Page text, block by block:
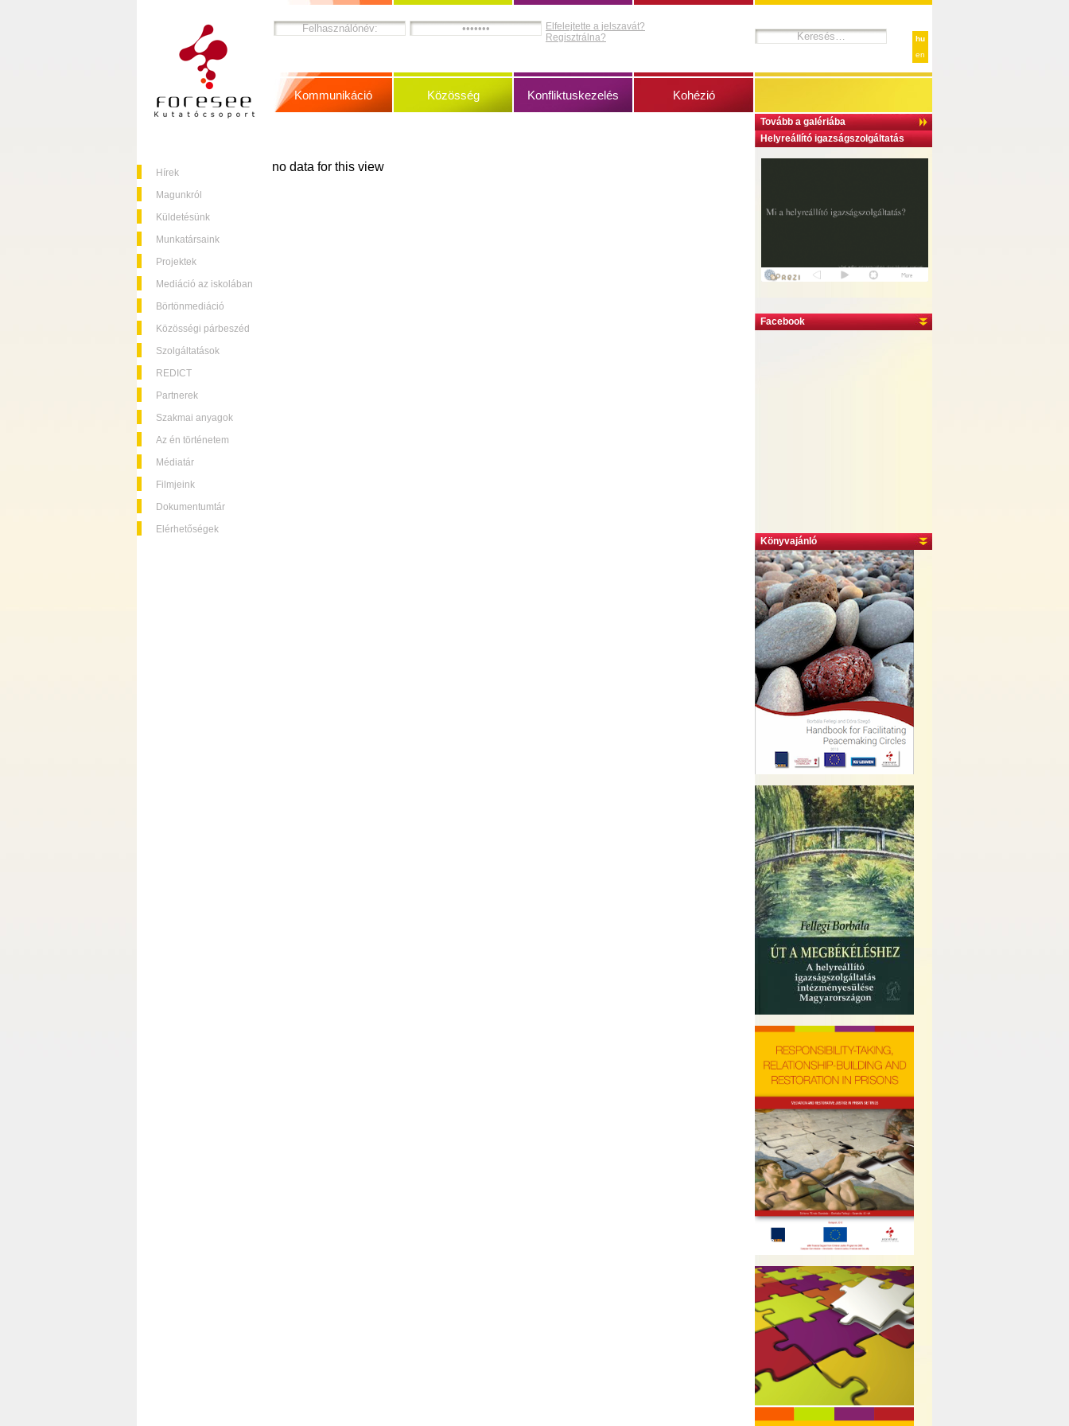
Hírek
Magunkról
Küldetésünk
Munkatársaink
Projektek
Mediáció az iskolában
Börtönmediáció
Közösségi párbeszéd
Szolgáltatások
REDICT
Partnerek
Szakmai anyagok
Az én történetem
Médiatár
Filmjeink
Dokumentumtár
Elérhetőségek
hu
en
Tovább a galériába
Helyreállító igazságszolgáltatás
Facebook
Könyvajánló
Elfelejtette a jelszavát?
Regisztrálna?
Kommunikáció Közösség Konfliktuskezelés Kohézió
no data for this view